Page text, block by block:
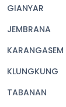
GIANYAR
JEMBRANA
KARANGASEM
KLUNGKUNG
TABANAN